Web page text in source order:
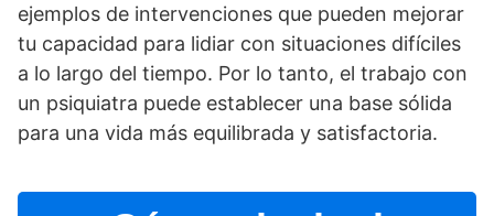
ejemplos de intervenciones que pueden mejorar
tu capacidad para lidiar con situaciones difí­ciles
a lo largo del tiempo. Por lo tanto, el trabajo con
un psiquiatra puede establecer una base sólida
para una vida más equilibrada y satisfactoria.